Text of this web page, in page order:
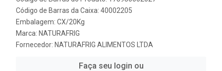
Código de Barras da Caixa: 40002205
Embalagem: CX/20Kg
Marca: NATURAFRIG
Fornecedor: NATURAFRIG ALIMENTOS LTDA
Faça seu login ou